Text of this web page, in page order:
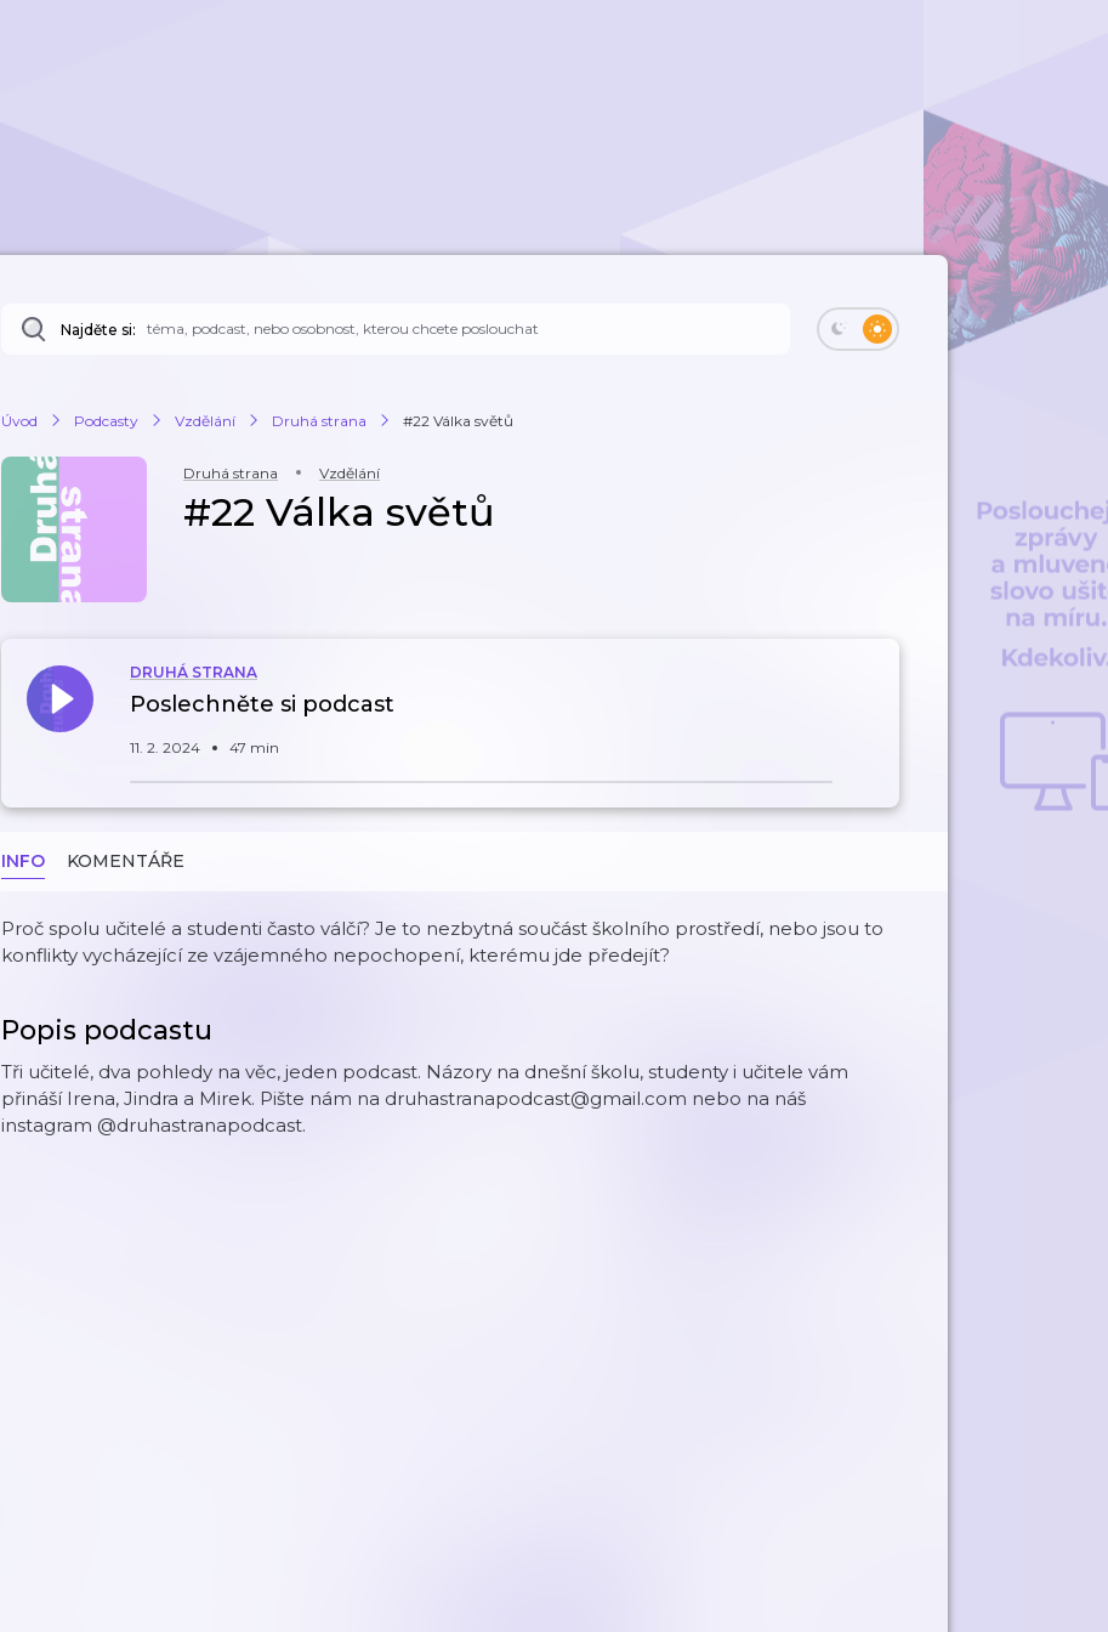
Najděte si:
Úvod Podcasty Vzdělání Druhá strana #22 Válka světů
Druhá strana Vzdělání
#22 Válka světů
DRUHÁ STRANA
Poslechněte si podcast
11. 2. 2024 47 min
INFO KOMENTÁŘE
Proč spolu učitelé a studenti často válčí? Je to nezbytná součást školního prostředí, nebo jsou to
konflikty vycházející ze vzájemného nepochopení, kterému jde předejít?
Popis podcastu
Tři učitelé, dva pohledy na věc, jeden podcast. Názory na dnešní školu, studenty i učitele vám
přináší Irena, Jindra a Mirek. Pište nám na druhastranapodcast@gmail.com nebo na náš
instagram @druhastranapodcast.